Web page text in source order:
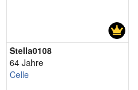
Stella0108
64 Jahre
Celle